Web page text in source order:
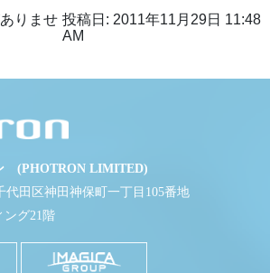
りませ 投稿日: 2011年11月29日 11:48
AM
(PHOTRON LIMITED)
代田区神田神保町一丁目105番地
ング21階